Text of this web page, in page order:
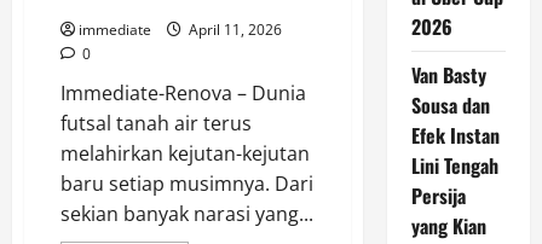
Ketajaman
di
immediate
April 11, 2026
0
Immediate-Renova – Dunia
futsal tanah air terus
melahirkan kejutan-kejutan
baru setiap musimnya. Dari
sekian banyak narasi yang...
2026
Van Basty
Sousa dan
Efek Instan
Lini Tengah
Persija
yang Kian